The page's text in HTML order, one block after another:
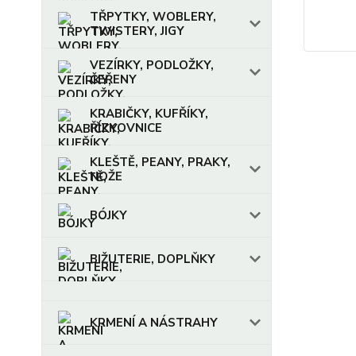
TŘPYTKY, WOBLERY,
TWISTERY, JIGY
VEZÍRKY, PODLOŽKY,
ČEŘENY
KRABIČKY, KUFŘÍKY,
ŘÍZKOVNICE
KLEŠTĚ, PEANY, PRAKY,
NOŽE
BÓJKY
BIŽUTERIE, DOPLŇKY
KRMENÍ A NÁSTRAHY